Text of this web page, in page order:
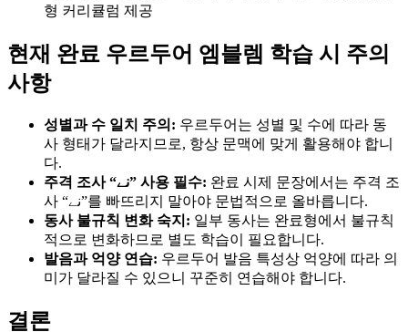
형 커리큘럼 제공
현재 완료 우르두어 엠블렘 학습 시 주의
사항
성별과 수 일치 주의: 우르두어는 성별 및 수에 따라 동
사 형태가 달라지므로, 항상 문맥에 맞게 활용해야 합니
다.
주격 조사 “نے” 사용 필수: 완료 시제 문장에서는 주격 조
사 “نے”를 빠뜨리지 말아야 문법적으로 올바릅니다.
동사 불규칙 변화 숙지: 일부 동사는 완료형에서 불규칙
적으로 변화하므로 별도 학습이 필요합니다.
발음과 억양 연습: 우르두어 발음 특성상 억양에 따라 의
미가 달라질 수 있으니 꾸준히 연습해야 합니다.
결론